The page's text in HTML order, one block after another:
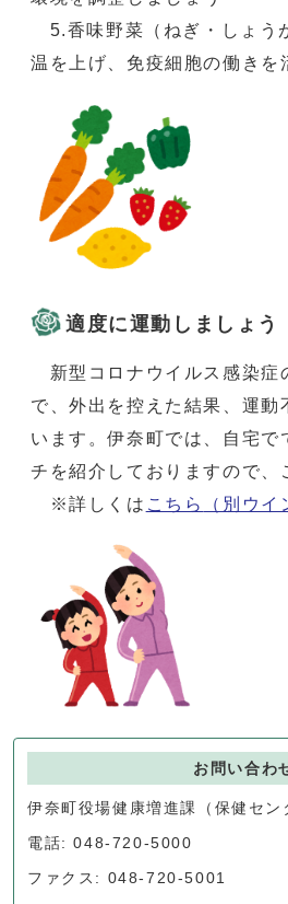
5.香味野菜（ねぎ・しょう
温を上げ、免疫細胞の働きを
適度に運動しましょう
新型コロナウイルス感染症
で、外出を控えた結果、運動
います。伊奈町では、自宅で
チを紹介しておりますので、
※詳しくは こちら （別ウイ
お問い合わ
伊奈町役場健康増進課（保健セン
電話: 048-720-5000
ファクス: 048-720-5001